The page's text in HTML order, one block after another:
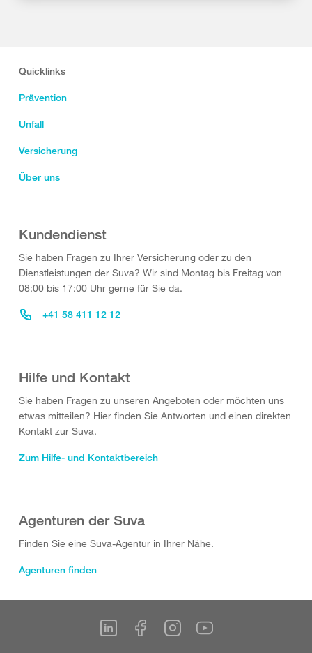
Quicklinks
Prävention
Unfall
Versicherung
Über uns
Kundendienst
Sie haben Fragen zu Ihrer Versicherung oder zu den
Dienstleistungen der Suva? Wir sind Montag bis Freitag von
08:00 bis 17:00 Uhr gerne für Sie da.
+41 58 411 12 12
Hilfe und Kontakt
Sie haben Fragen zu unseren Angeboten oder möchten uns
etwas mitteilen? Hier finden Sie Antworten und einen direkten
Kontakt zur Suva.
Zum Hilfe- und Kontaktbereich
Agenturen der Suva
Finden Sie eine Suva-Agentur in Ihrer Nähe.
Agenturen finden